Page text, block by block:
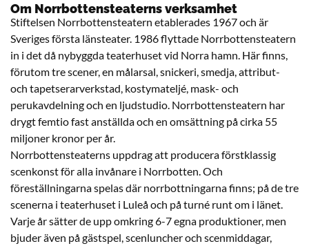
Om Norrbottensteaterns verksamhet
Stiftelsen Norrbottensteatern etablerades 1967 och är
Sveriges första länsteater. 1986 flyttade Norrbottensteatern
in i det då nybyggda teaterhuset vid Norra hamn. Här finns,
förutom tre scener, en målarsal, snickeri, smedja, attribut-
och tapetserarverkstad, kostymateljé, mask- och
perukavdelning och en ljudstudio. Norrbottensteatern har
drygt femtio fast anställda och en omsättning på cirka 55
miljoner kronor per år.
Norrbottensteaterns uppdrag att producera förstklassig
scenkonst för alla invånare i Norrbotten. Och
föreställningarna spelas där norrbottningarna finns; på de tre
scenerna i teaterhuset i Luleå och på turné runt om i länet.
Varje år sätter de upp omkring 6-7 egna produktioner, men
bjuder även på gästspel, scenluncher och scenmiddagar,